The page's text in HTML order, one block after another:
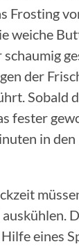
Frosting
weiche
schaumig
der
Sobald
fester
in
eines